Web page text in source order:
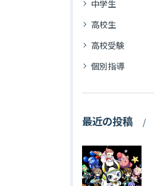
中学生
高校生
高校受験
個別指導
最近の投稿